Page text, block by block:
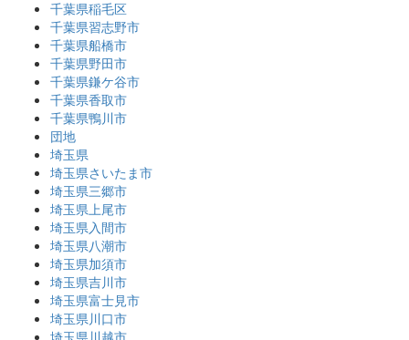
千葉県稲毛区
千葉県習志野市
千葉県船橋市
千葉県野田市
千葉県鎌ケ谷市
千葉県香取市
千葉県鴨川市
団地
埼玉県
埼玉県さいたま市
埼玉県三郷市
埼玉県上尾市
埼玉県入間市
埼玉県八潮市
埼玉県加須市
埼玉県吉川市
埼玉県富士見市
埼玉県川口市
埼玉県川越市